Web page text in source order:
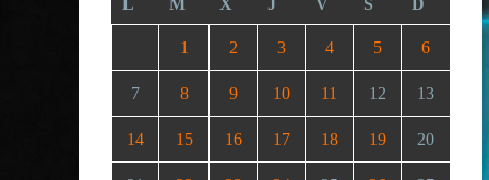
L M X J V S D
1 2 3 4 5 6
7 8 9 10 11 12 13
14 15 16 17 18 19 20